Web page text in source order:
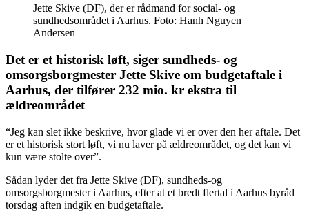
Jette Skive (DF), der er rådmand for social- og
sundhedsområdet i Aarhus. Foto: Hanh Nguyen
Andersen
Det er et historisk løft, siger sundheds- og
omsorgsborgmester Jette Skive om budgetaftale i
Aarhus, der tilfører 232 mio. kr ekstra til
ældreområdet
“Jeg kan slet ikke beskrive, hvor glade vi er over den her aftale. Det
er et historisk stort løft, vi nu laver på ældreområdet, og det kan vi
kun være stolte over”.
Sådan lyder det fra Jette Skive (DF), sundheds-og
omsorgsborgmester i Aarhus, efter at et bredt flertal i Aarhus byråd
torsdag aften indgik en budgetaftale.